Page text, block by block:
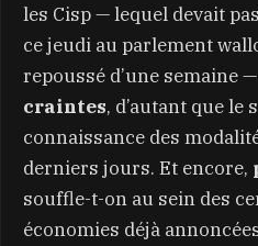
les Cisp — lequel devait
ce jeudi au parlement
repoussé d’une semaine
craintes, d’autant que le
connaissance des
derniers jours. Et encore,
souffle-t-on au sein des
économies déjà